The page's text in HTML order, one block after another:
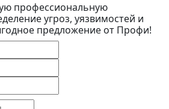
профессиональную
угроз, уязвимостей и
предложение от Профи!